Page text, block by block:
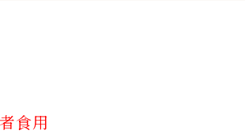
食用